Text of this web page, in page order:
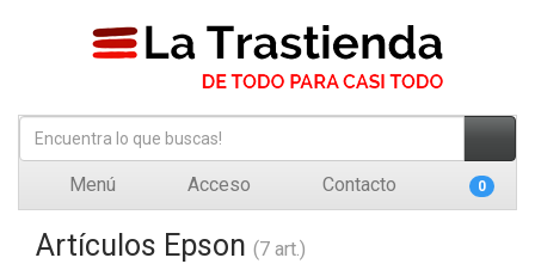
Menú Acceso Contacto 0
Artículos Epson (7 art.)